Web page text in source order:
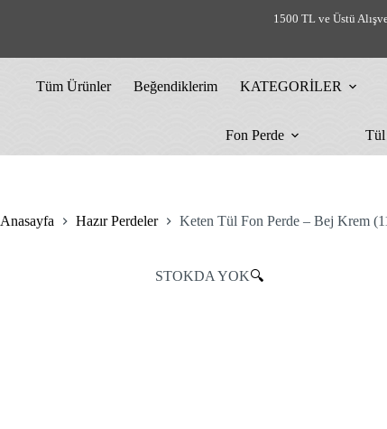
1500 TL ve Üstü
Tüm Ürünler Beğendiklerim KATEGORİLER
Fon Perde Tül
Anasayfa Hazır Perdeler Keten Tül Fon Perde – Bej Krem
STOKDA YOK🔍